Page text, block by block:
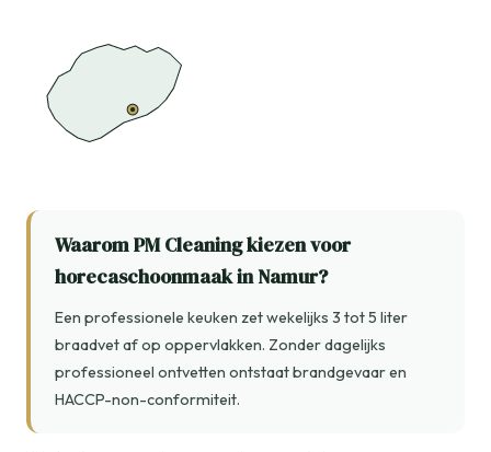
Waarom PM Cleaning kiezen voor
horecaschoonmaak in Namur?
Een professionele keuken zet wekelijks 3 tot 5 liter
braadvet af op oppervlakken. Zonder dagelijks
professioneel ontvetten ontstaat brandgevaar en
HACCP-non-conformiteit.